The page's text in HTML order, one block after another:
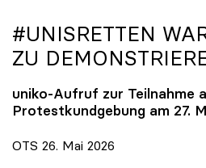
#UNISRETTEN
ZU
uniko-Aufruf zur Teilnahme
Protestkundgebung am 27.
OTS 26. Mai 2026